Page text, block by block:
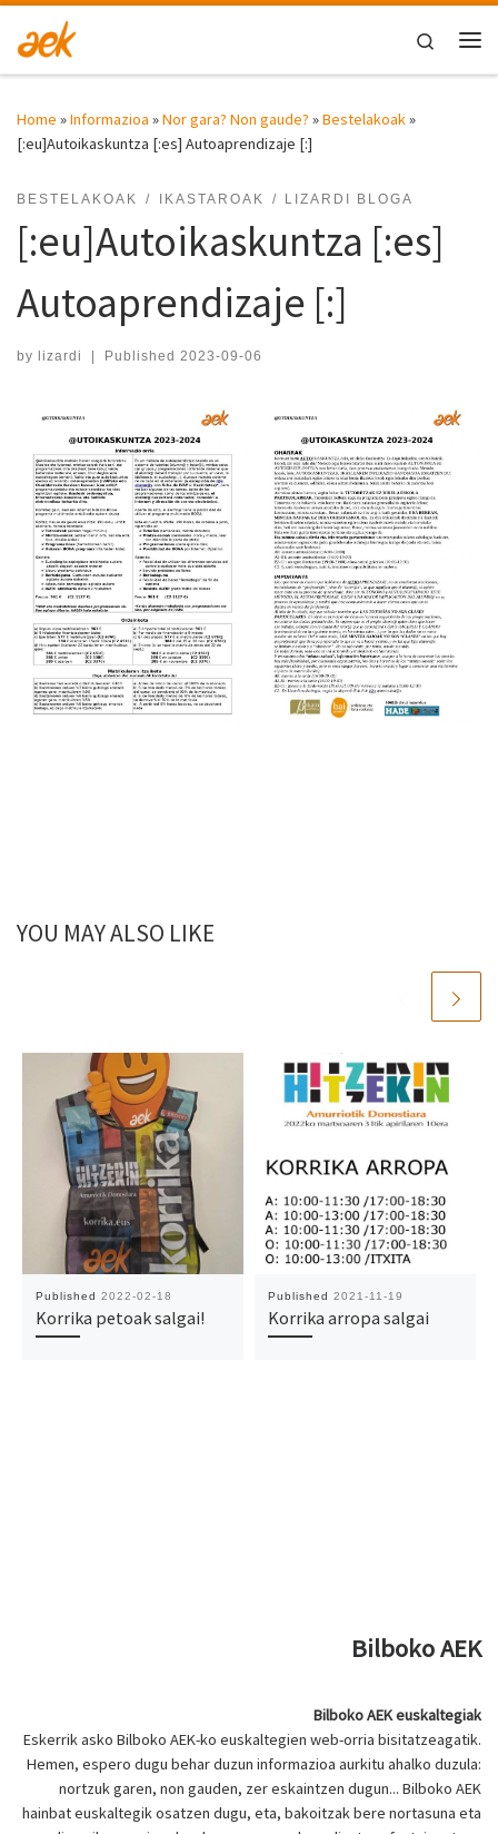
Skip to content
Search
Home »Informazioa »Nor gara? Non gaude? »Bestelakoak»
[:eu]Autoikaskuntza [:es] Autoaprendizaje [:]
BESTELAKOAK IKASTAROAK LIZARDI BLOGA
[:eu]Autoikaskuntza [:es]
Autoaprendizaje [:]
by lizardi | Published 2023-09-06
YOU MAY ALSO LIKE
Published 2022-02-18
Korrika petoak salgai!
Published 2021-11-19
Korrika arropa salgai
Bilboko AEK
Bilboko AEK euskaltegiak
Eskerrik asko Bilboko AEK-ko euskaltegien web-orria bisitatzeagatik.
Hemen, espero dugu behar duzun informazioa aurkitu ahalko duzula:
nortzuk garen, non gauden, zer eskaintzen dugun... Bilboko AEK
hainbat euskaltegik osatzen dugu, eta, bakoitzak bere nortasuna eta